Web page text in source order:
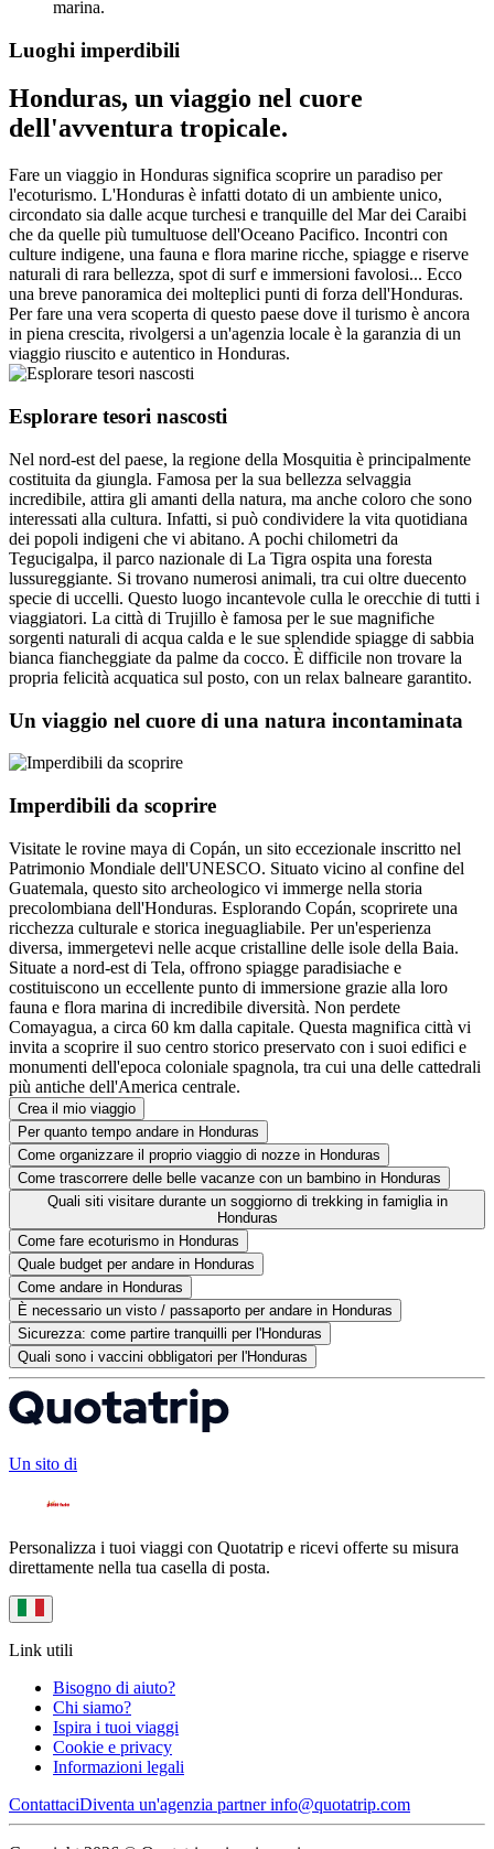
marina.
Luoghi imperdibili
Honduras, un viaggio nel cuore
dell'avventura tropicale.
Fare un viaggio in Honduras significa scoprire un paradiso per
l'ecoturismo. L'Honduras è infatti dotato di un ambiente unico,
circondato sia dalle acque turchesi e tranquille del Mar dei Caraibi
che da quelle più tumultuose dell'Oceano Pacifico. Incontri con
culture indigene, una fauna e flora marine ricche, spiagge e riserve
naturali di rara bellezza, spot di surf e immersioni favolosi... Ecco
una breve panoramica dei molteplici punti di forza dell'Honduras.
Per fare una vera scoperta di questo paese dove il turismo è ancora
in piena crescita, rivolgersi a un'agenzia locale è la garanzia di un
viaggio riuscito e autentico in Honduras.
Esplorare tesori nascosti
Nel nord-est del paese, la regione della Mosquitia è principalmente
costituita da giungla. Famosa per la sua bellezza selvaggia
incredibile, attira gli amanti della natura, ma anche coloro che sono
interessati alla cultura. Infatti, si può condividere la vita quotidiana
dei popoli indigeni che vi abitano. A pochi chilometri da
Tegucigalpa, il parco nazionale di La Tigra ospita una foresta
lussureggiante. Si trovano numerosi animali, tra cui oltre duecento
specie di uccelli. Questo luogo incantevole culla le orecchie di tutti i
viaggiatori. La città di Trujillo è famosa per le sue magnifiche
sorgenti naturali di acqua calda e le sue splendide spiagge di sabbia
bianca fiancheggiate da palme da cocco. È difficile non trovare la
propria felicità acquatica sul posto, con un relax balneare garantito.
Un viaggio nel cuore di una natura incontaminata
Imperdibili da scoprire
Visitate le rovine maya di Copán, un sito eccezionale inscritto nel
Patrimonio Mondiale dell'UNESCO. Situato vicino al confine del
Guatemala, questo sito archeologico vi immerge nella storia
precolombiana dell'Honduras. Esplorando Copán, scoprirete una
ricchezza culturale e storica ineguagliabile. Per un'esperienza
diversa, immergetevi nelle acque cristalline delle isole della Baia.
Situate a nord-est di Tela, offrono spiagge paradisiache e
costituiscono un eccellente punto di immersione grazie alla loro
fauna e flora marina di incredibile diversità. Non perdete
Comayagua, a circa 60 km dalla capitale. Questa magnifica città vi
invita a scoprire il suo centro storico preservato con i suoi edifici e
monumenti dell'epoca coloniale spagnola, tra cui una delle cattedrali
più antiche dell'America centrale.
Crea il mio viaggio
Per quanto tempo andare in Honduras
Come organizzare il proprio viaggio di nozze in Honduras
Come trascorrere delle belle vacanze con un bambino in Honduras
Quali siti visitare durante un soggiorno di trekking in famiglia in
Honduras
Come fare ecoturismo in Honduras
Quale budget per andare in Honduras
Come andare in Honduras
È necessario un visto / passaporto per andare in Honduras
Sicurezza: come partire tranquilli per l'Honduras
Quali sono i vaccini obbligatori per l'Honduras
Un sito di
Personalizza i tuoi viaggi con Quotatrip e ricevi offerte su misura
direttamente nella tua casella di posta.
Link utili
Bisogno di aiuto?
Chi siamo?
Ispira i tuoi viaggi
Cookie e privacy
Informazioni legali
ContattaciDiventa un'agenzia partnerinfo@quotatrip.com